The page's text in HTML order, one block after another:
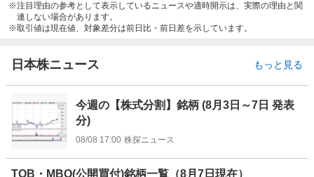
注目理由の参考として表示しているニュースや適時開示は、実際の理由と関
連しない場合があります。
取引値は現在値、対象差分は前日比・前日差を示しています。
日本株ニュース もっと見る
今週の【株式分割】銘柄 (8月3日～7日 発表
分)
08/08 17:00 株探ニュース
TOB・MBO(公開買付)銘柄一覧（8月7日現在）